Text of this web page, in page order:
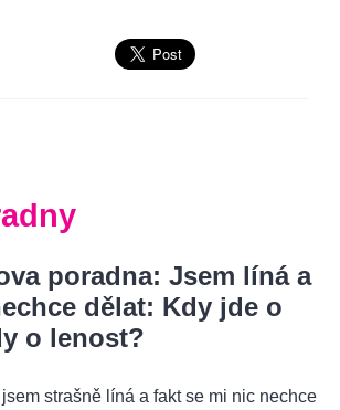
poradna: Jsem líná a
dělat: Kdy jde o
o lenost?
strašně líná a fakt se mi nic nechce